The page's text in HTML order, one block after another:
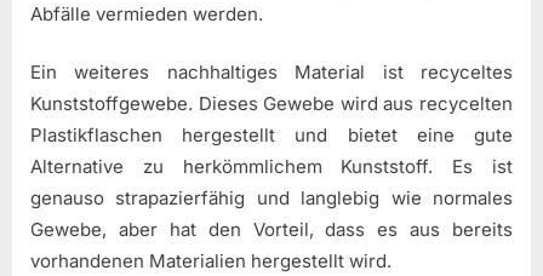
Abfälle vermieden werden.
Ein weiteres nachhaltiges Material ist recyceltes
Kunststoffgewebe. Dieses Gewebe wird aus recycelten
Plastikflaschen hergestellt und bietet eine gute
Alternative zu herkömmlichem Kunststoff. Es ist
genauso strapazierfähig und langlebig wie normales
Gewebe, aber hat den Vorteil, dass es aus bereits
vorhandenen Materialien hergestellt wird.